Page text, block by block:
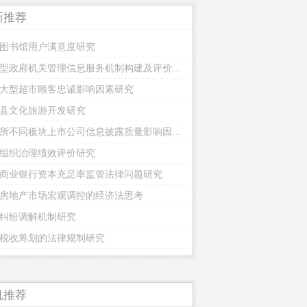
推荐
书馆用户满意度研究
型超市顾客忠诚影响因素研究
文化旅游开发研究
织治理绩效评价研究
业银行资本充足率监管法律问题研究
地产市场宏观调控的经济法思考
纷调解机制研究
收筹划的法律规制研究
推荐